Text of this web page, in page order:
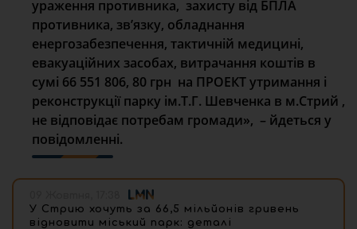
ураження противника, захисту від БПЛА
противника, зв’язку, обладнання
енергозабезпечення, тактичній медицині,
евакуаційних засобах, витрачання коштів в
сумі 66 551 806, 80 грн на ПРОЕКТ утримання і
реконструкції парку ім.Т.Г. Шевченка в м.Стрий ,
не відповідає потребам громади», – йдеться у
повідомленні.
У Стрию хочуть за 66,5 мільйонів гривень
відновити міський парк: деталі